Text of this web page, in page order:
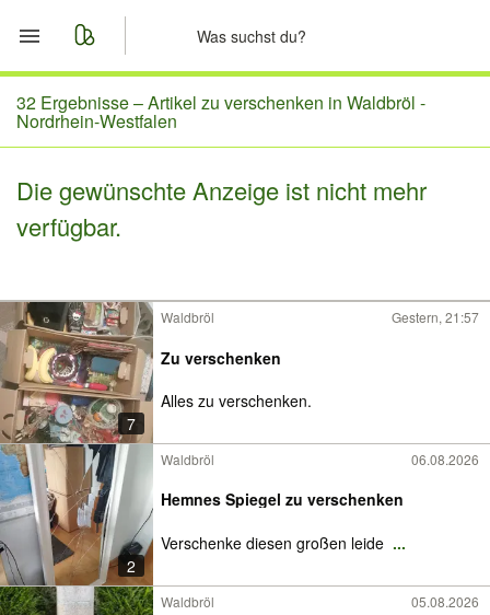
Start
Merkliste
Nachrichten
32 Ergebnisse –Artikel zu verschenken in Waldbröl -
Nordrhein-Westfalen
Die gewünschte Anzeige ist nicht mehr
verfügbar.
7
Waldbröl Gestern, 21:57
Zu verschenken
Alles zu verschenken.
2
Waldbröl 06.08.2026
Hemnes Spiegel zu verschenken
Verschenke diesen großen leide ...
Waldbröl 05.08.2026